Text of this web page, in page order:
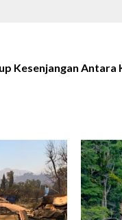
Kesenjangan Antara